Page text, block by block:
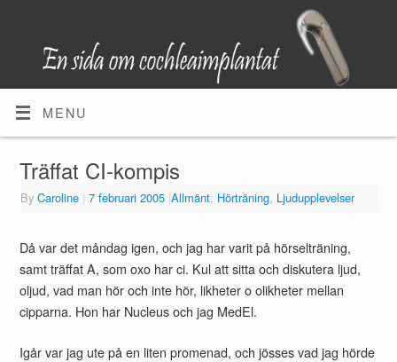
MENU
Träffat CI-kompis
By Caroline | 7 februari 2005 |Allmänt, Hörträning, Ljudupplevelser
Då var det måndag igen, och jag har varit på hörselträning,
samt träffat A, som oxo har ci. Kul att sitta och diskutera ljud,
oljud, vad man hör och inte hör, likheter o olikheter mellan
cipparna. Hon har Nucleus och jag MedEl.
Igår var jag ute på en liten promenad, och jösses vad jag hörde